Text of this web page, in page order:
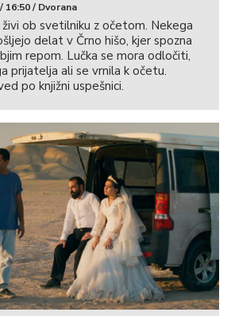
16:50 / Dvorana
ob svetilniku z očetom. Nekega
delat v Črno hišo, kjer spozna
repom. Lučka se mora odločiti,
prijatelja ali se vrnila k očetu.
po knjižni uspešnici.